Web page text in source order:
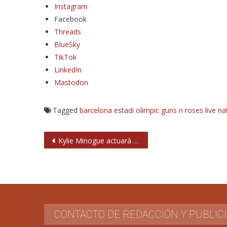
Instagram
Facebook
Threads
BlueSky
TikTok
LinkedIn
Mastodon
Tagged barcelona estadi olimpic guns n roses live
Navegación
Kylie Minogue actuará también en Sevilla
CONTACTO DE REDACCIÓN Y